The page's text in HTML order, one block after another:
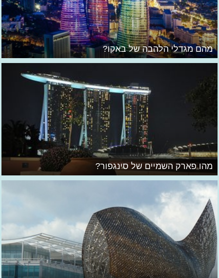
מהם מגדלי הלהבה של באקו?
מהו פארק השמיים של סינגפור?